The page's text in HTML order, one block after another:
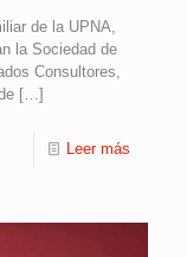
de la UPNA,
la Sociedad de
Consultores,
[…]
Leer más